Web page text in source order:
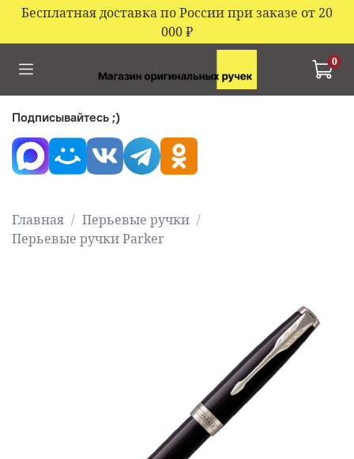
Бесплатная доставка по России при заказе от 20
000₽
0
Главная
Перьевые ручки
Перьевые ручки Parker
Подписывайтесь ;)